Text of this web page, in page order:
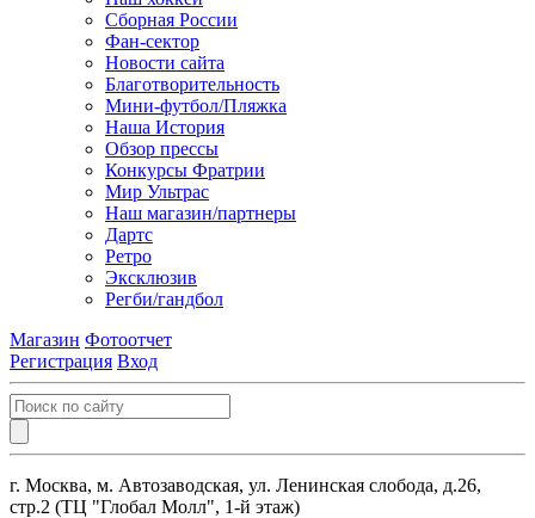
Сборная России
Фан-cектор
Новости сайта
Благотворительность
Мини-футбол/Пляжка
Наша История
Обзор прессы
Конкурсы Фратрии
Мир Ультрас
Наш магазин/партнеры
Дартс
Ретро
Эксклюзив
Регби/гандбол
Магазин Фотоотчет
Регистрация Вход
г. Москва, м. Автозаводская, ул. Ленинская слобода, д.26,
стр.2 (ТЦ "Глобал Молл", 1-й этаж)